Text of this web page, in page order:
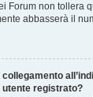
Forum non tollera
abbasserà il
utente registrato?